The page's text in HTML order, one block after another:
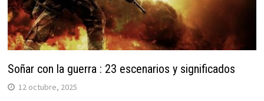
Soñar con la guerra : 23 escenarios y significados
12 octubre, 2025